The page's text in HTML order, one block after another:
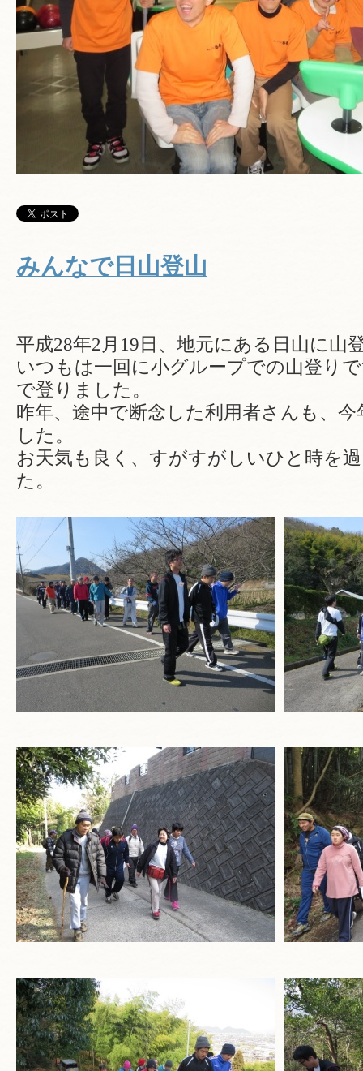
みんなで日山登山
平成28年2月19日、地元にある日山に山
いつもは一回に小グループでの山登り
で登りました。
昨年、途中で断念した利用者さんも、
した。
お天気も良く、すがすがしいひと時を
た。